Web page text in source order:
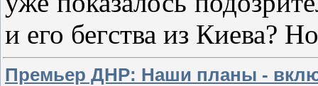
и его бегства из Киева?
Премьер ДНР: Наши планы -